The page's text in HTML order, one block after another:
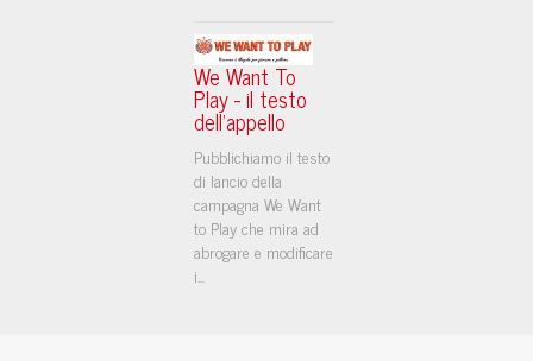
We Want To
Play - il testo
dell'appello
Pubblichiamo il testo
di lancio della
campagna We Want
to Play che mira ad
abrogare e modificare
i...